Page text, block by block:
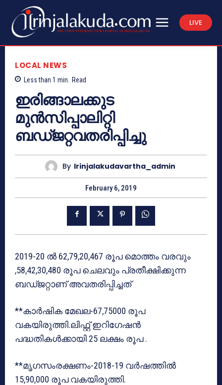
LIVE
LOCAL NEWS
Less than 1 min. Read
ഇരിങ്ങാലക്കുട
മുന്‍സിപ്പാലിറ്റി
ബഡ്ജറ്റവതരിപ്പിച്ചു
By Irinjalakudavartha_admin
February 6, 2019
2019-20 ല്‍ 62,79,20,467 രൂപ മൊത്തം വരവും
,58,42,30,480 രൂപ ചെലവും പ്രതീക്ഷിക്കുന്ന
ബഡ്ജറ്റാണ് അവതരിപ്പിച്ചത്
**കാര്‍ഷിക മേഖല-67,75000 രൂപ
വകയിരുത്തി.ലിഫ്റ്റ് ഇറിഗേഷന്‍
പദ്ധതികള്‍ക്കായി 25 ലക്ഷം രൂപ .
**മൃഗസംരക്ഷണം-2018-19 വര്‍ഷത്തില്‍
15,90,000 രൂപ വകയിരുത്തി.